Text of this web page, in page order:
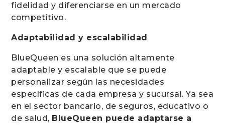
fidelidad y diferenciarse en un mercado
competitivo.
Adaptabilidad y escalabilidad
BlueQueen es una solución altamente
adaptable y escalable que se puede
personalizar según las necesidades
específicas de cada empresa y sucursal. Ya sea
en el sector bancario, de seguros, educativo o
de salud, BlueQueen puede adaptarse a